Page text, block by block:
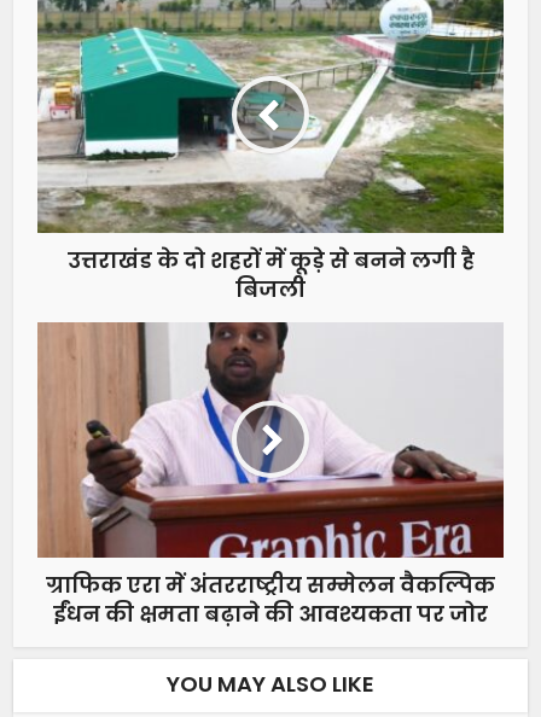
उत्तराखंड के दो शहरों में कूड़े से बनने लगी है
बिजली
ग्राफिक एरा में अंतरराष्ट्रीय सम्मेलन वैकल्पिक
ईंधन की क्षमता बढ़ाने की आवश्यकता पर जोर
YOU MAY ALSO LIKE